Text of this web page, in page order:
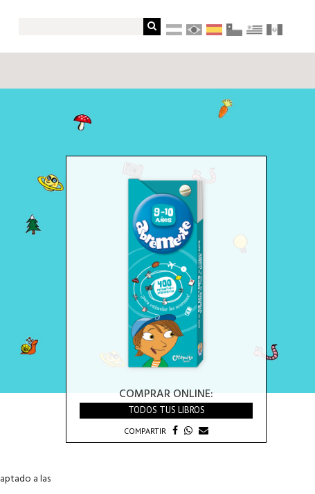
COMPRAR ONLINE:
TODOS TUS LIBROS
COMPARTIR
a las